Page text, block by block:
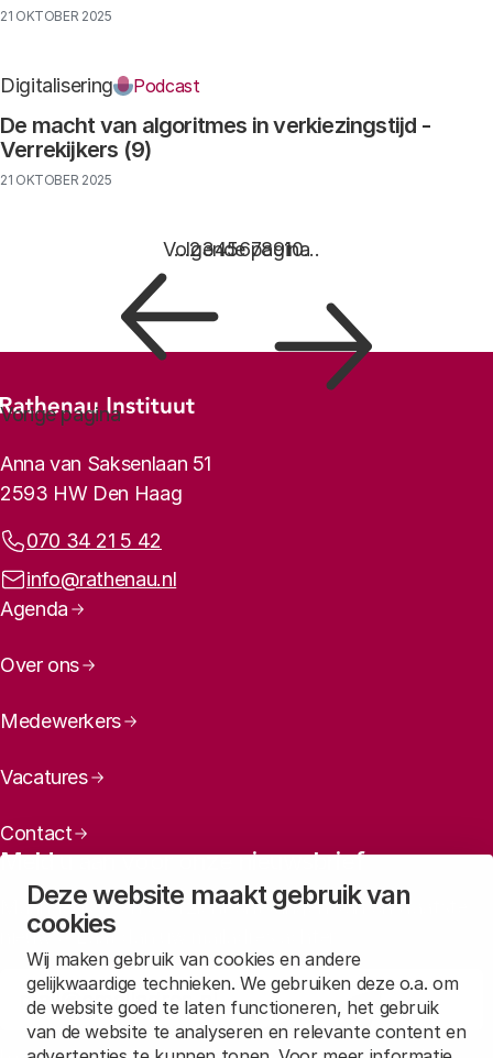
Deze website maakt gebruik van
cookies
Wij maken gebruik van cookies en andere
gelijkwaardige technieken. We gebruiken deze o.a. om
de website goed te laten functioneren, het gebruik
van de website te analyseren en relevante content en
21 OKTOBER 2025
De macht van algoritmes in verkiezingstijd -
Verrekijkers (9)
Digitalisering Podcast
21 OKTOBER 2025
Vorige pagina
…Pagina
2Pagina
3Pagina
4Pagina
5Pagina
6Pagina
7Pagina
8Pagina
9Pagina
10…
Volgende pagina
Footer-menu
Rathenau logo, naar de homepage
Contactinformatie
Anna van Saksenlaan 51
2593 HW Den Haag
Telefoonnummer:
070 34 21 5 42
E-mailadres:
info@rathenau.nl
Paginanavigatie
Agenda
Over ons
Medewerkers
Vacatures
Contact
Meld u aan voor onze nieuwsbrief
Maandelijks een overzicht ontvangen van ons laatste
nieuws? Laat dan uw mailadres achter.
Aanmelden